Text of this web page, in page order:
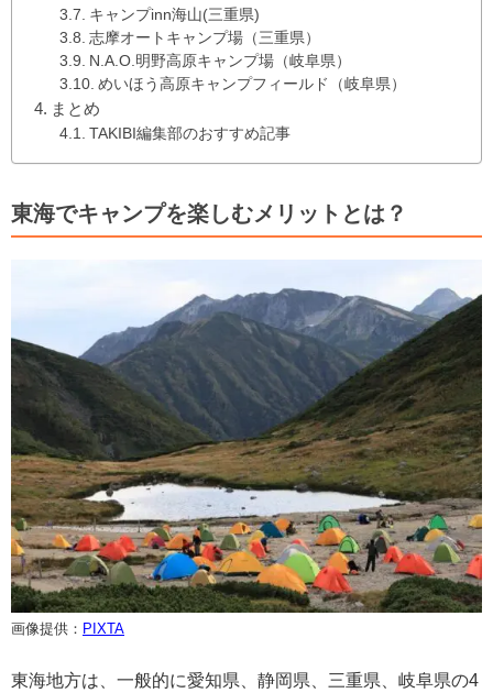
キャンプinn海山(三重県)
志摩オートキャンプ場（三重県）
N.A.O.明野高原キャンプ場（岐阜県）
めいほう高原キャンプフィールド（岐阜県）
まとめ
TAKIBI編集部のおすすめ記事
東海でキャンプを楽しむメリットとは？
画像提供： PIXTA
東海地方は、一般的に愛知県、静岡県、三重県、岐阜県の4